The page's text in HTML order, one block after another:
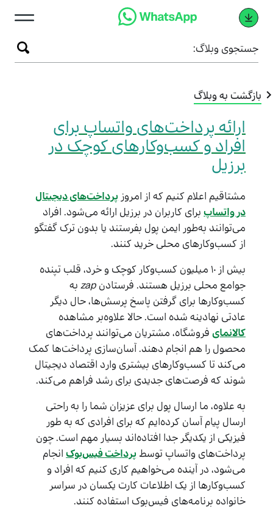
وبلاگ:
به وبلاگ
ارائه پرداخت‌های واتساپ برای
افراد و کسب‌وکارهای کوچک در
برزیل
مشتاقیم اعلام کنیم که از امروزپرداخت‌های دیجیتال
در واتساپبرای کاربران در برزیل ارائه می‌شود. افراد
می‌توانند به‌طور ایمن پول بفرستند یا بدون ترک گفتگو
از کسب‌وکارهای محلی خرید کنند.
بیش از ۱۰ میلیون کسب‌وکار کوچک و خرد، قلب تپنده
جوامع محلی برزیل هستند. فرستادنzapبه
کسب‌وکارها برای گرفتن پاسخ پرسش‌ها، حال دیگر
عادتی نهادینه شده است. حالا علاوه‌بر مشاهده
کالانمایفروشگاه، مشتریان می‌توانند پرداخت‌های
محصول را هم انجام دهند. آسان‌سازی پرداخت‌ها کمک
می‌کند تا کسب‌وکارهای بیشتری وارد اقتصاد دیجیتال
شوند که فرصت‌های جدیدی برای رشد فراهم می‌کند.
به علاوه، ما ارسال پول برای عزیزان شما را به راحتی
ارسال پیام آسان کرده‌ایم که برای افرادی که به طور
فیزیکی از یکدیگر جدا افتاده‌اند بسیار مهم است. چون
پرداخت‌های واتساپ توسطپرداخت فیس‌بوکانجام
می‌شود، در آینده می‌خواهیم کاری کنیم که افراد و
کسب‌وکارها از یک اطلاعات کارت یکسان در سراسر
خانواده برنامه‌های فیس‌بوک استفاده کنند.